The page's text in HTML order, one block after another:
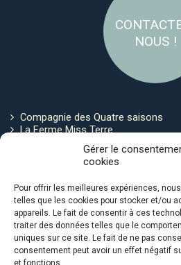
Gérer le
cookies
Pour offrir les meilleures expériences,
telles que les cookies pour stocker et/ou
appareils. Le fait de consentir à ces
traiter des données telles que le
uniques sur ce site. Le fait de ne pas
consentement peut avoir un effet négatif
et fonctions.
NOUS !
Compagnie des Quatre saisons
La Ferme Miss Terre
Politique de cookies